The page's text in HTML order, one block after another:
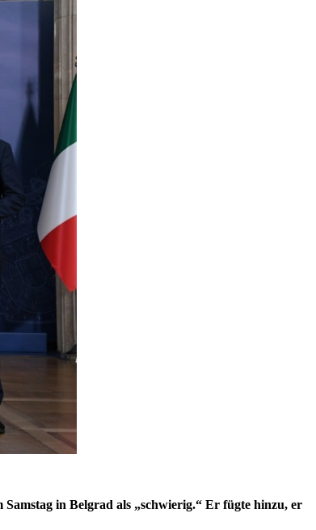
Samstag in Belgrad als „schwierig.“ Er fügte hinzu, er